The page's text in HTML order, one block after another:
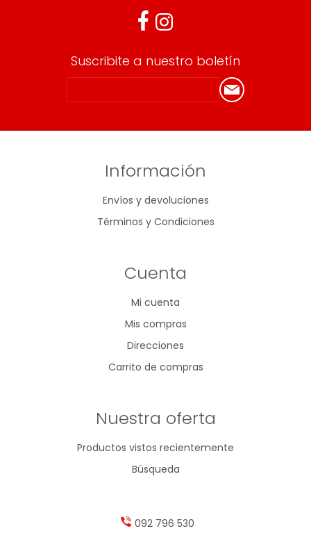
Suscribite a nuestro boletín
Información
Envíos y devoluciones
Términos y Condiciones
Cuenta
Mi cuenta
Mis compras
Direcciones
Carrito de compras
Nuestra oferta
Productos vistos recientemente
Búsqueda
092 796 530